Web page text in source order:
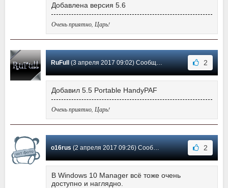
Добавлена версия 5.6
Очень приятно, Царь!
RuFull(3 апреля 2017 09:02) Сообщение #54 2
Добавил 5.5 Portable HandyPAF
Очень приятно, Царь!
o16rus(2 апреля 2017 09:26) Сообщение #53 2
В Windows 10 Manager всё тоже очень
доступно и наглядно.